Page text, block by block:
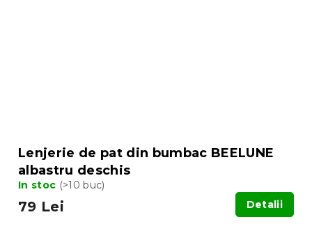
Lenjerie de pat din bumbac BEELUNE
albastru deschis
In stoc (>10 buc)
79 Lei Detalii